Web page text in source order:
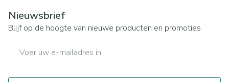
Nieuwsbrief
Blijf op de hoogte van nieuwe producten en promoties